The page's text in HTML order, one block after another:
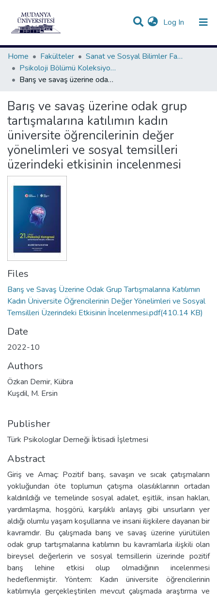
Log In (current)
Communities & Collections
Statistics
All of DSpace
Home
Fakülteler
Sanat ve Sosyal Bilimler Fakültesi
Psikoloji Bölümü Koleksiyonu
Barış ve savaş üzerine odak grup tartışmalarına katılımın kadın üniversite öğrencilerinin değer yönelimleri ve sosyal temsilleri üzerindeki etkisinin incelenmesi
Barış ve savaş üzerine odak grup
tartışmalarına katılımın kadın
üniversite öğrencilerinin değer
yönelimleri ve sosyal temsilleri
üzerindeki etkisinin incelenmesi
Files
Barış ve Savaş Üzerine Odak Grup Tartışmalarına Katılımın
Kadın Üniversite Öğrencilerinin Değer Yönelimleri ve Sosyal
Temsilleri Üzerindeki Etkisinin İncelenmesi.pdf(410.14 KB)
Date
2022-10
Authors
Özkan Demir, Kübra
Kuşdil, M. Ersin
Publisher
Türk Psikologlar Derneği İktisadi İşletmesi
Abstract
Giriş ve Amaç: Pozitif barış, savaşın ve sıcak çatışmaların
yokluğundan öte toplumun çatışma olasılıklarının ortadan
kaldırıldığı ve temelinde sosyal adalet, eşitlik, insan hakları,
yardımlaşma, hoşgörü, karşılıklı anlayış gibi unsurların yer
aldığı olumlu yaşam koşullarına ve insani ilişkilere dayanan bir
kavramdır. Bu çalışmada barış ve savaş üzerine yürütülen
odak grup tartışmalarına katılımın bu kavramlarla ilişkili olan
bireysel değerlerin ve sosyal temsillerin üzerinde pozitif
barış lehine etkisi olup olmadığının incelenmesi
hedeflenmiştir. Yöntem: Kadın üniversite öğrencilerinin
katılımıyla gerçekleştirilen mevcut çalışmada araştırma ve